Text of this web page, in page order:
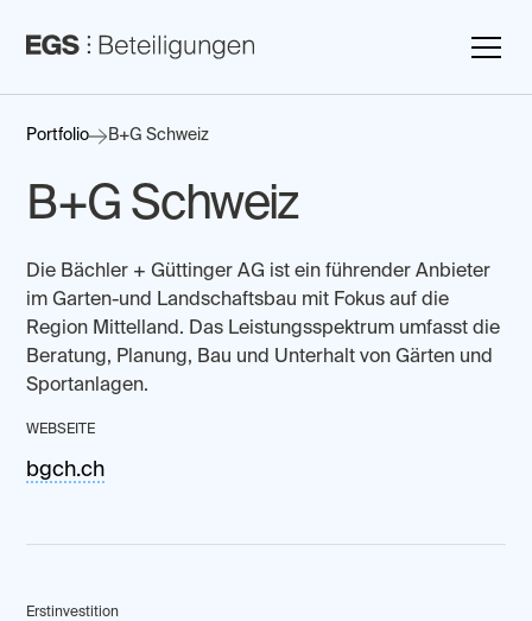
Portfolio B+G Schweiz
B+G Schweiz
Die Bächler + Güttinger AG ist ein führender Anbieter
im Garten-und Landschaftsbau mit Fokus auf die
Region Mittelland. Das Leistungsspektrum umfasst die
Beratung, Planung, Bau und Unterhalt von Gärten und
Sportanlagen.
WEBSEITE
bgch.ch
Erstinvestition